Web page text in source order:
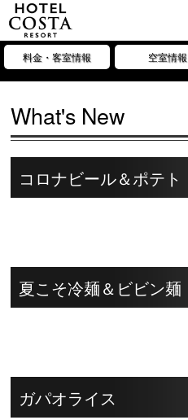
料金・客室情報 空室情報
What's New
コロナビール＆ポテト
夏こそ冷麺＆ビビン麺
ガパオライス